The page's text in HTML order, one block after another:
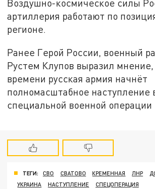
Воздушно-космическое силы
артиллерия работают по
регионе.
Ранее Герой России, военный
Рустем Клупов выразил мнение,
времени русская армия начнёт
полномасштабное наступление
специальной военной операции
ТЕГИ: СВО СВАТОВО КРЕМЕННАЯ ЛНР
УКРАИНА
НАСТУПЛЕНИЕ СПЕЦОПЕРАЦИЯ